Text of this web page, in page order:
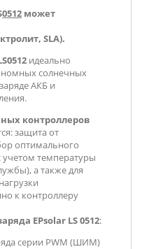
0512 может
SLA).
идеально
солнечных
АКБ и
контроллеров
защита от
оптимального
учетом температуры
а также для
к контроллеру
EPsolar LS 0512:
серии PWM (ШИМ)